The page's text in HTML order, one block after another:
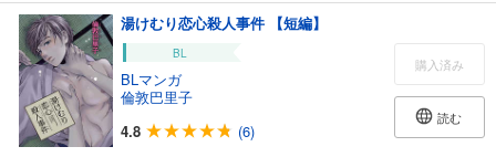
湯けむり恋心殺人事件 【短編】
BL
BLマンガ
倫敦巴里子
4.8
(6)
購入済み
読む